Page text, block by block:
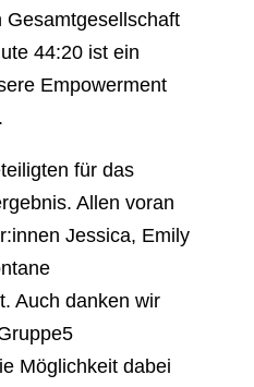
44:20 ist ein
Empowerment
für das
Allen voran
Jessica, Emily
Auch danken wir
Möglichkeit dabei